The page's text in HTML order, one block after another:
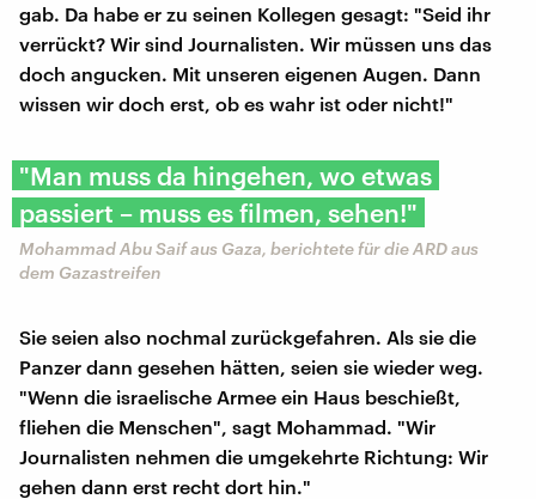
gab. Da habe er zu seinen Kollegen gesagt: "Seid ihr
verrückt? Wir sind Journalisten. Wir müssen uns das
doch angucken. Mit unseren eigenen Augen. Dann
wissen wir doch erst, ob es wahr ist oder nicht!"
"Man muss da hingehen, wo etwas
passiert – muss es filmen, sehen!"
Mohammad Abu Saif aus Gaza, berichtete für die ARD aus
dem Gazastreifen
Sie seien also nochmal zurückgefahren. Als sie die
Panzer dann gesehen hätten, seien sie wieder weg.
"Wenn die israelische Armee ein Haus beschießt,
fliehen die Menschen", sagt Mohammad. "Wir
Journalisten nehmen die umgekehrte Richtung: Wir
gehen dann erst recht dort hin."